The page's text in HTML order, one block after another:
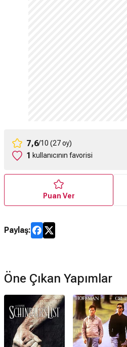
7,6/10 (27 oy)
1 kullanıcının favorisi
Puan Ver
Paylaş:
Öne Çıkan Yapımlar